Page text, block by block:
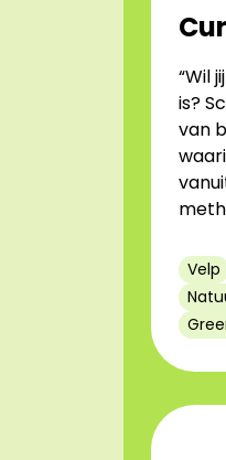
“Wil
is?
van
Velp